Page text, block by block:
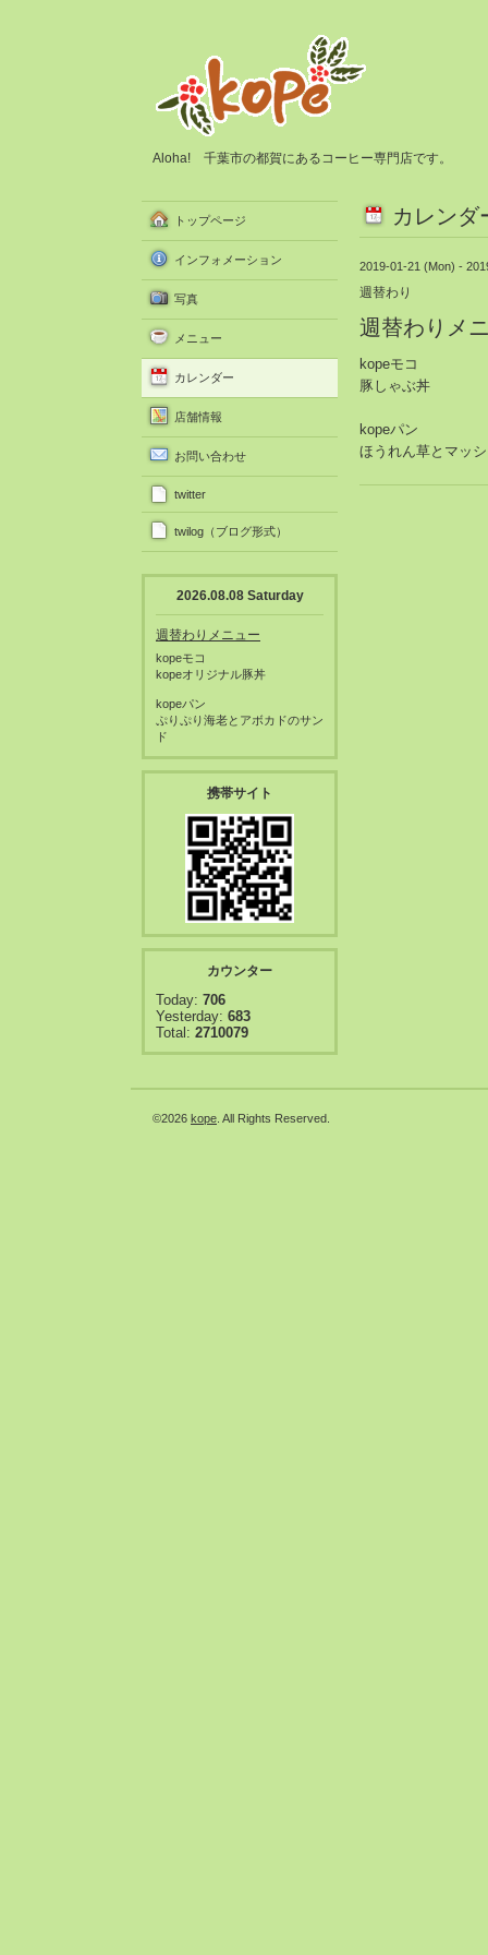
Aloha! 千葉市の都賀にあるコーヒー専門店です。
カレンダ
2019-01-21 (Mon) -
週替わり
週替わりメ
kopeモコ
豚しゃぶ丼
kopeパン
ほうれん草とマッ
トップページ
インフォメーション
写真
メニュー
カレンダー
店舗情報
お問い合わせ
twitter
twilog（ブログ形式）
2026.08.08 Saturday
週替わりメニュー
kopeモコ
kopeオリジナル豚丼
kopeパン
ぷりぷり海老とアボカドのサン
ド
携帯サイト
カウンター
Today: 706
Yesterday: 683
Total: 2710079
©2026 kope . All Rights Reserved.